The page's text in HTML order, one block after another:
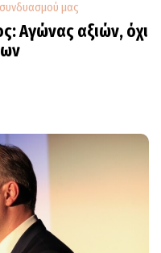
μας
Αγώνας αξιών, όχι